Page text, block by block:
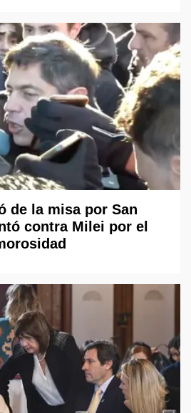
de la misa por San
contra Milei por el